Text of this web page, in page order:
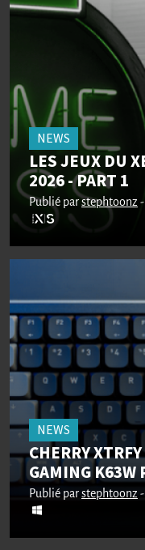
NEWS
LES JEUX DU
2026 - PART 1
Publié parstephtoonz
NEWS
CHERRY
GAMING K63W
Publié parstephtoonz